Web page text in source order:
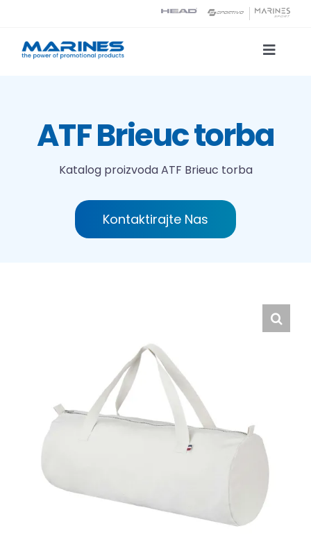
content
Toggle
Tehnologije tiska
ATF Brieuc torba
Katalog proizvodaATF Brieuc torba
Kontaktirajte Nas